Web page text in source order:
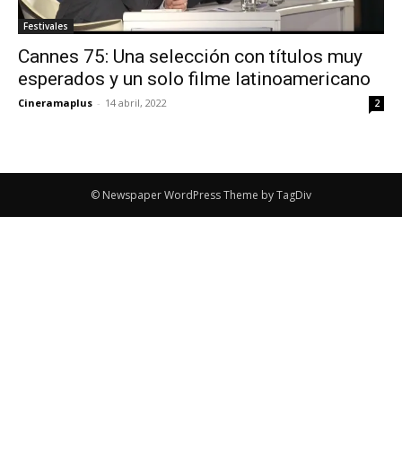
Festivales
Cannes 75: Una selección con títulos muy
esperados y un solo filme latinoamericano
Cineramaplus - 14 abril, 2022 2
© Newspaper WordPress Theme by TagDiv